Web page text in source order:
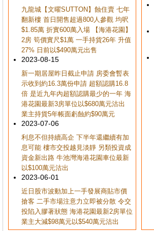
九龍城【文曜SUTTON】蝕住賣 七年
翻新樓 首日開售超過800人參觀 均呎
$1.85萬 折實600萬入場 【海港花園】
2房 筍價實尺$1萬 一手持貨26年 升值
27% 日前以$490萬元出售
2023-08-15
新一期居屋昨日截止申請 房委會暫表
示收到約16.3萬份申請 超額認購16.8
倍 是近九年內超額認購最少的一年 海
港花園最新3房單位以$680萬元沽出
業主持貨5年帳面虧蝕約$90萬元
2023-07-06
利息不但持續高企 下半年還繼續有加
息可能 樓市交投越見淡靜 另類投資成
資金新出路 牛池灣海港花園車位最新
以$100萬元沽出
2023-06-01
近日股市波動加上一手發展商貼市價
搶客 二手市場注意力立即被分散 令交
投陷入膠著狀態 海港花園最新2房單位
業主大減$98萬元以$540萬元沽出